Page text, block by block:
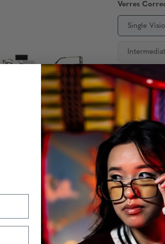
Verres
Single
Availability:
Quantity:
Perfomance Level
KISTA, la KAIA présente un style carré
est dotée d’un élégant pont en trou de
conçues pour soulager la fatigue